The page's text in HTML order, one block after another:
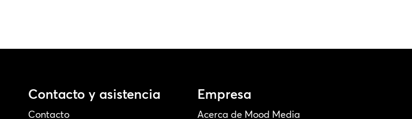
Contacto y asistencia
Contacto
Empresa
Acerca de Mood Media